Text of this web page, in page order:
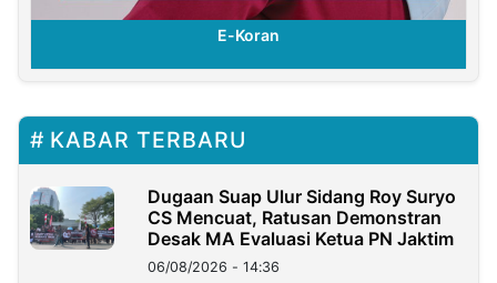
E-Koran
KABAR TERBARU
Dugaan Suap Ulur Sidang Roy Suryo
CS Mencuat, Ratusan Demonstran
Desak MA Evaluasi Ketua PN Jaktim
06/08/2026 - 14:36